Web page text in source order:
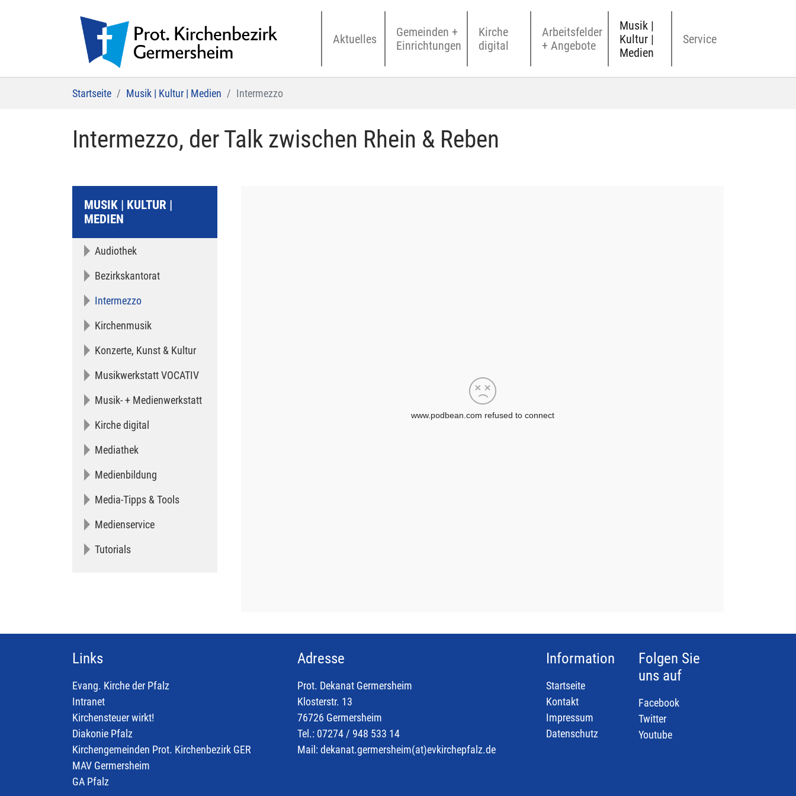
Aktuelles
Gemeinden +
Einrichtungen
Kirche
digital
Arbeitsfelder
+ Angebote
Musik |
Kultur |
Medien
Service
Startseite Musik | Kultur | Medien Intermezzo
Intermezzo, der Talk zwischen Rhein & Reben
MUSIK | KULTUR |
MEDIEN
Audiothek
Bezirkskantorat
Intermezzo(current)
Kirchenmusik
Konzerte, Kunst & Kultur
Musikwerkstatt VOCATIV
Musik- + Medienwerkstatt
Kirche digital
Mediathek
Medienbildung
Media-Tipps & Tools
Medienservice
Tutorials
Links
Evang. Kirche der Pfalz
Intranet
Kirchensteuer wirkt!
Diakonie Pfalz
Kirchengemeinden Prot. Kirchenbezirk GER
MAV Germersheim
GA Pfalz
Adresse
Prot. Dekanat Germersheim
Klosterstr. 13
76726 Germersheim
Tel.: 07274 / 948 533 14
Mail:dekanat.germersheim(at)evkirchepfalz.de
Information
Startseite
Kontakt
Impressum
Datenschutz
Folgen Sie
uns auf
Facebook
Twitter
Youtube